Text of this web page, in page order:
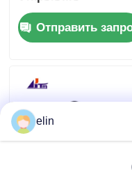
49202706000B
49202706000D
49202706000E
Отправить
elin